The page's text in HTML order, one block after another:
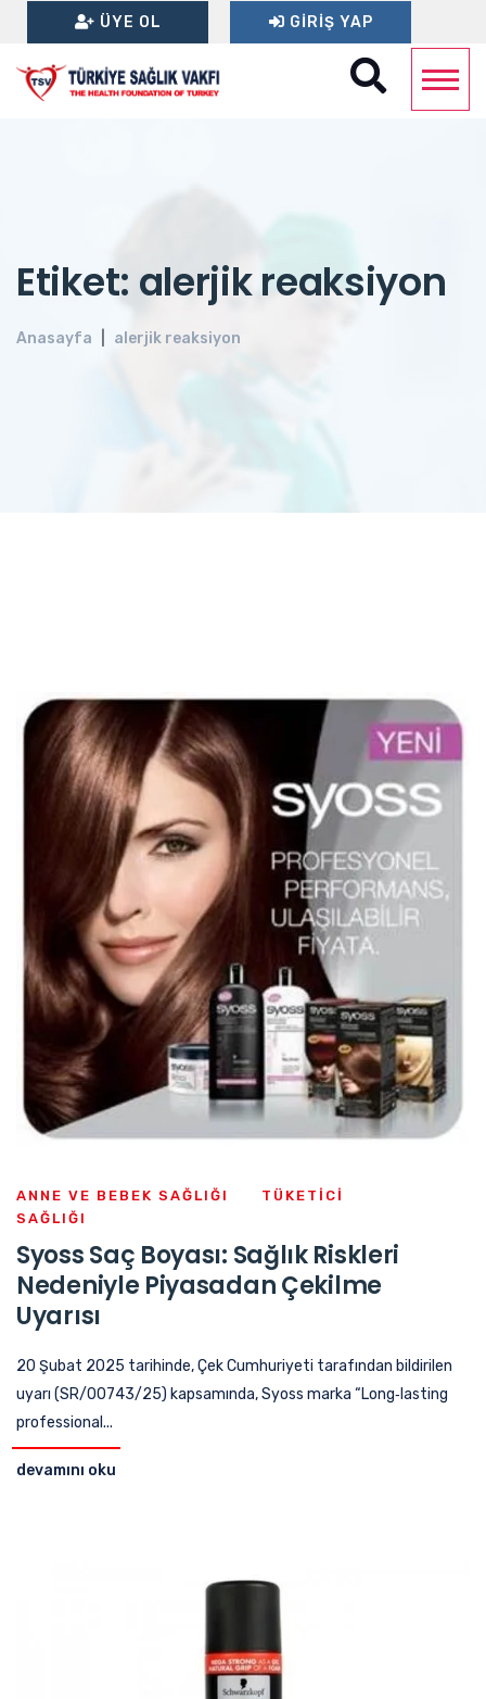
ÜYE OL GIRIŞ YAP
Etiket: alerjik reaksiyon
Anasayfa alerjik reaksiyon
ANNE VE BEBEK SAĞLIĞI
TÜKETICI
SAĞLIĞI
Syoss Saç Boyası: Sağlık Riskleri
Nedeniyle Piyasadan Çekilme
Uyarısı
20 Şubat 2025 tarihinde, Çek Cumhuriyeti tarafından bildirilen
uyarı (SR/00743/25) kapsamında, Syoss marka “Long‑lasting
professional...
devamını oku